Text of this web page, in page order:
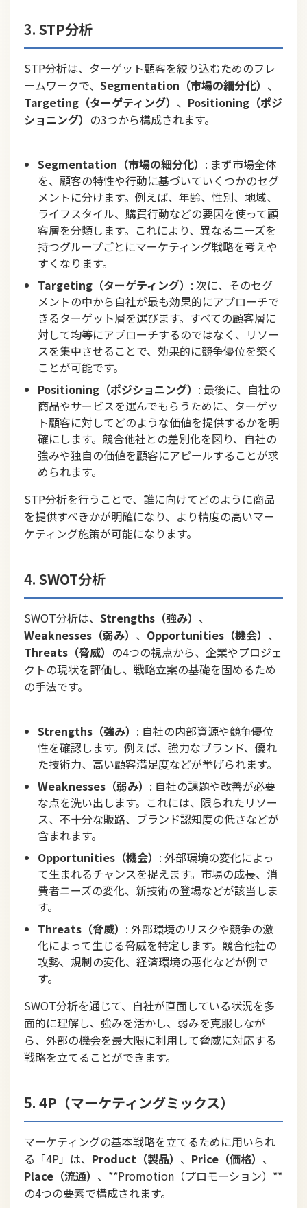
3. STP分析
STP分析は、ターゲット顧客を絞り込むためのフレ
ームワークで、 Segmentation（市場の細分化） 、
Targeting（ターゲティング） 、 Positioning（ポジ
ショニング） の3つから構成されます。
Segmentation（市場の細分化） : まず市場全体
を、顧客の特性や行動に基づいていくつかのセグ
メントに分けます。例えば、年齢、性別、地域、
ライフスタイル、購買行動などの要因を使って顧
客層を分類します。これにより、異なるニーズを
持つグループごとにマーケティング戦略を考えや
すくなります。
Targeting（ターゲティング） : 次に、そのセグ
メントの中から自社が最も効果的にアプローチで
きるターゲット層を選びます。すべての顧客層に
対して均等にアプローチするのではなく、リソー
スを集中させることで、効果的に競争優位を築く
ことが可能です。
Positioning（ポジショニング） : 最後に、自社の
商品やサービスを選んでもらうために、ターゲッ
ト顧客に対してどのような価値を提供するかを明
確にします。競合他社との差別化を図り、自社の
強みや独自の価値を顧客にアピールすることが求
められます。
STP分析を行うことで、誰に向けてどのように商品
を提供すべきかが明確になり、より精度の高いマー
ケティング施策が可能になります。
4. SWOT分析
SWOT分析は、 Strengths（強み） 、
Weaknesses（弱み） 、 Opportunities（機会） 、
Threats（脅威） の4つの視点から、企業やプロジェ
クトの現状を評価し、戦略立案の基礎を固めるため
の手法です。
Strengths（強み） : 自社の内部資源や競争優位
性を確認します。例えば、強力なブランド、優れ
た技術力、高い顧客満足度などが挙げられます。
Weaknesses（弱み） : 自社の課題や改善が必要
な点を洗い出します。これには、限られたリソー
ス、不十分な販路、ブランド認知度の低さなどが
含まれます。
Opportunities（機会） : 外部環境の変化によっ
て生まれるチャンスを捉えます。市場の成長、消
費者ニーズの変化、新技術の登場などが該当しま
す。
Threats（脅威） : 外部環境のリスクや競争の激
化によって生じる脅威を特定します。競合他社の
攻勢、規制の変化、経済環境の悪化などが例で
す。
SWOT分析を通じて、自社が直面している状況を多
面的に理解し、強みを活かし、弱みを克服しなが
ら、外部の機会を最大限に利用して脅威に対応する
戦略を立てることができます。
5. 4P（マーケティングミックス）
マーケティングの基本戦略を立てるために用いられ
る「4P」は、 Product（製品） 、 Price（価格） 、
Place（流通） 、**Promotion（プロモーション）**
の4つの要素で構成されます。